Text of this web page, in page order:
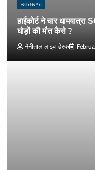
उत्तराखण्ड
हाईकोर्ट ने चार
घोड़ों की मौत कैसे ?
नैनीताल लाइव डेस्क